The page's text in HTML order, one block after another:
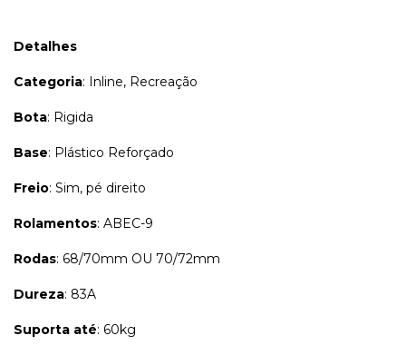
Detalhes
Categoria: Inline, Recreação
Bota: Rigida
Base: Plástico Reforçado
Freio: Sim, pé direito
Rolamentos: ABEC-9
Rodas: 68/70mm OU 70/72mm
Dureza: 83A
Suporta até: 60kg